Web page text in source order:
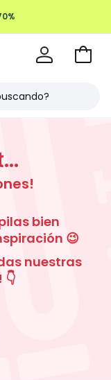
Ir
bien
😉
nuestras